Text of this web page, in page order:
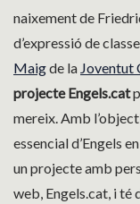
naixement de
d’expressió de
Maigde la Joventut
projecte Engels.cat
mereix. Amb
essencial d’Engels
un projecte amb
web, Engels.cat, i té